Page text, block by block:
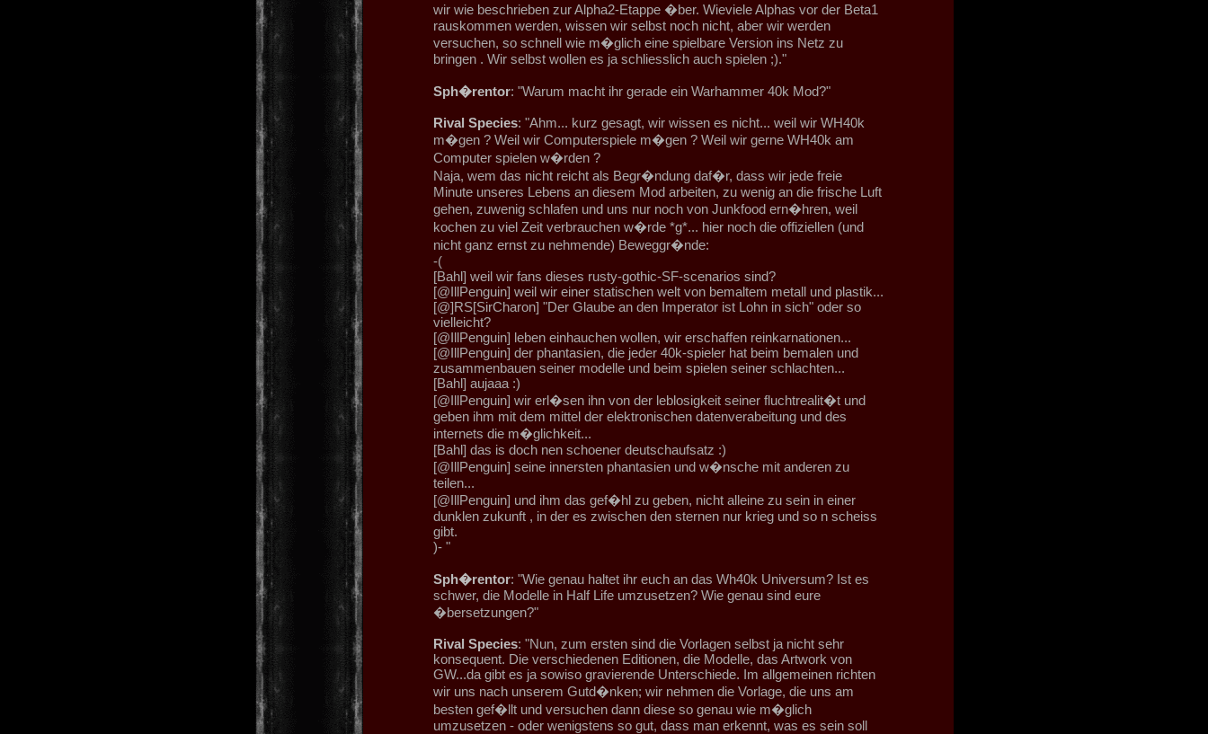
wir wie beschrieben zur Alpha2-Etappe �ber. Wieviele Alphas vor der Beta1
rauskommen werden, wissen wir selbst noch nicht, aber wir werden
versuchen, so schnell wie m�glich eine spielbare Version ins Netz zu
bringen . Wir selbst wollen es ja schliesslich auch spielen ;)."
Sph�rentor: "Warum macht ihr gerade ein Warhammer 40k Mod?"
Rival Species: "Ahm... kurz gesagt, wir wissen es nicht... weil wir WH40k
m�gen ? Weil wir Computerspiele m�gen ? Weil wir gerne WH40k am
Computer spielen w�rden ?
Naja, wem das nicht reicht als Begr�ndung daf�r, dass wir jede freie
Minute unseres Lebens an diesem Mod arbeiten, zu wenig an die frische Luft
gehen, zuwenig schlafen und uns nur noch von Junkfood ern�hren, weil
kochen zu viel Zeit verbrauchen w�rde *g*... hier noch die offiziellen (und
nicht ganz ernst zu nehmende) Beweggr�nde:
-(
[Bahl] weil wir fans dieses rusty-gothic-SF-scenarios sind?
[@IllPenguin] weil wir einer statischen welt von bemaltem metall und plastik...
[@]RS[SirCharon] "Der Glaube an den Imperator ist Lohn in sich" oder so
vielleicht?
[@IllPenguin] leben einhauchen wollen, wir erschaffen reinkarnationen...
[@IllPenguin] der phantasien, die jeder 40k-spieler hat beim bemalen und
zusammenbauen seiner modelle und beim spielen seiner schlachten...
[Bahl] aujaaa :)
[@IllPenguin] wir erl�sen ihn von der leblosigkeit seiner fluchtrealit�t und
geben ihm mit dem mittel der elektronischen datenverabeitung und des
internets die m�glichkeit...
[Bahl] das is doch nen schoener deutschaufsatz :)
[@IllPenguin] seine innersten phantasien und w�nsche mit anderen zu
teilen...
[@IllPenguin] und ihm das gef�hl zu geben, nicht alleine zu sein in einer
dunklen zukunft , in der es zwischen den sternen nur krieg und so n scheiss
gibt.
)- "
Sph�rentor: "Wie genau haltet ihr euch an das Wh40k Universum? Ist es
schwer, die Modelle in Half Life umzusetzen? Wie genau sind eure
�bersetzungen?"
Rival Species: "Nun, zum ersten sind die Vorlagen selbst ja nicht sehr
konsequent. Die verschiedenen Editionen, die Modelle, das Artwork von
GW...da gibt es ja sowiso gravierende Unterschiede. Im allgemeinen richten
wir uns nach unserem Gutd�nken; wir nehmen die Vorlage, die uns am
besten gef�llt und versuchen dann diese so genau wie m�glich
umzusetzen - oder wenigstens so gut, dass man erkennt, was es sein soll